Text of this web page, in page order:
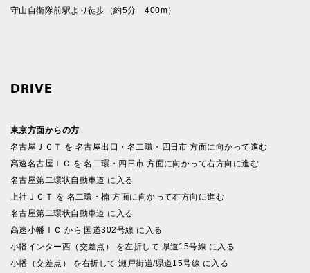
守山自衛隊前駅より徒歩（約5分 400m）
DRIVE
東京方面からの方
名古屋ＪＣＴ を 名古屋出口・名二環・四日市 方面に向かって進む
高速名古屋ＩＣ を 名二環・四日市 方面に向かって右方向に進む
名古屋第二環状自動車道 に入る
上社ＪＣＴ を 名二環・楠 方面に向かって右方向に進む
名古屋第二環状自動車道 に入る
高速小幡ＩＣ から 国道302号線 に入る
小幡インター西（交差点） を左折して 県道15号線 に入る
小幡（交差点） を右折して 瀬戸街道/県道15号線 に入る